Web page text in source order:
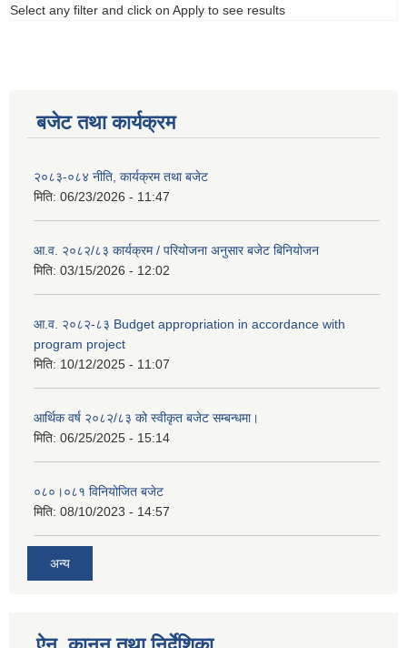
Select any filter and click on Apply to see results
बजेट तथा कार्यक्रम
२०८३-०८४ नीति, कार्यक्रम तथा बजेट
मिति: 06/23/2026 - 11:47
आ.व. २०८२/८३ कार्यक्रम / परियोजना अनुसार बजेट बिनियोजन
मिति: 03/15/2026 - 12:02
आ.व. २०८२-८३ Budget appropriation in accordance with
program project
मिति: 10/12/2025 - 11:07
आर्थिक वर्ष २०८२/८३ को स्वीकृत बजेट सम्बन्धमा।
मिति: 06/25/2025 - 15:14
०८०।०८१ विनियोजित बजेट
मिति: 08/10/2023 - 14:57
अन्य